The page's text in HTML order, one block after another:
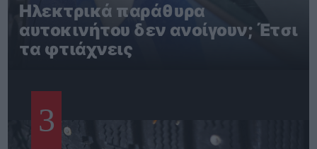
Ηλεκτρικά παράθυρα
αυτοκινήτου δεν ανοίγουν; Έτσι
τα φτιάχνεις
3